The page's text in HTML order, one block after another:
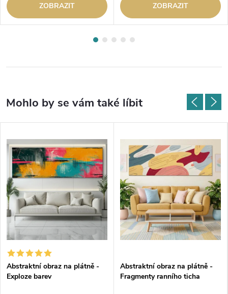
ZOBRAZIT ZOBRAZIT
Abstraktní obraz na plátně -
Exploze barev
Abstraktní obraz na plátně -
Fragmenty ranního ticha